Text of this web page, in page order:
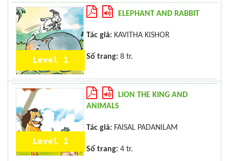
Level 1
ELEPHANT AND RABBIT
Tác giả: KAVITHA KISHOR
Số trang: 8 tr.
Level 1
LION THE KING AND
ANIMALS
Tác giả: FAISAL PADANILAM
Số trang: 4 tr.